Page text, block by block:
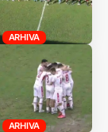
ARHIVA
ARHIVA